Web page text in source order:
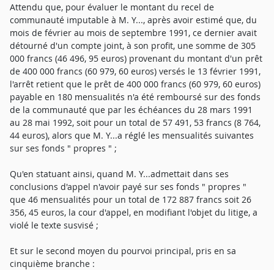
Attendu que, pour évaluer le montant du recel de
communauté imputable à M. Y..., après avoir estimé que, du
mois de février au mois de septembre 1991, ce dernier avait
détourné d'un compte joint, à son profit, une somme de 305
000 francs (46 496, 95 euros) provenant du montant d'un prêt
de 400 000 francs (60 979, 60 euros) versés le 13 février 1991,
l'arrêt retient que le prêt de 400 000 francs (60 979, 60 euros)
payable en 180 mensualités n'a été remboursé sur des fonds
de la communauté que par les échéances du 28 mars 1991
au 28 mai 1992, soit pour un total de 57 491, 53 francs (8 764,
44 euros), alors que M. Y...a réglé les mensualités suivantes
sur ses fonds " propres " ;
Qu'en statuant ainsi, quand M. Y...admettait dans ses
conclusions d'appel n'avoir payé sur ses fonds " propres "
que 46 mensualités pour un total de 172 887 francs soit 26
356, 45 euros, la cour d'appel, en modifiant l'objet du litige, a
violé le texte susvisé ;
Et sur le second moyen du pourvoi principal, pris en sa
cinquième branche :